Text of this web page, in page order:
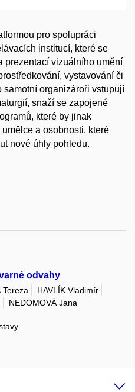
pro spolupráci
institucí, které se
prezentací vizuálního umění
vystavování či
samotní organizároři vstupují
snaží se zapojené
které by jinak
a osobnosti, které
nové úhly pohledu.
odvahy
Tereza
HAVLÍK Vladimír
NEDOMOVÁ Jana